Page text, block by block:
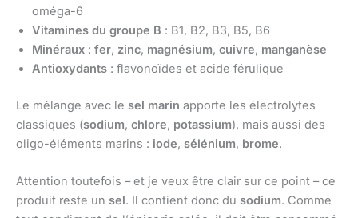
oméga-6
Vitamines du groupe B : B1, B2, B3, B5, B6
Minéraux : fer, zinc, magnésium, cuivre, manganèse
Antioxydants : flavonoïdes et acide férulique
Le mélange avec le sel marin apporte les électrolytes
classiques (sodium, chlore, potassium), mais aussi des
oligo-éléments marins : iode, sélénium, brome.
Attention toutefois – et je veux être clair sur ce point – ce
produit reste un sel. Il contient donc du sodium. Comme